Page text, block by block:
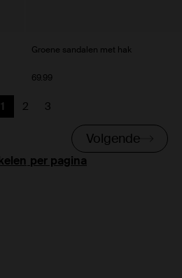
Groene sandalen met hak
69.99
per pagina
Huidige pagina
1
Vorige
2
Vorige
3
Volgende